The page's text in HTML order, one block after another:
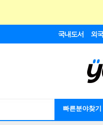
국내도서 외
빠른분야찾기